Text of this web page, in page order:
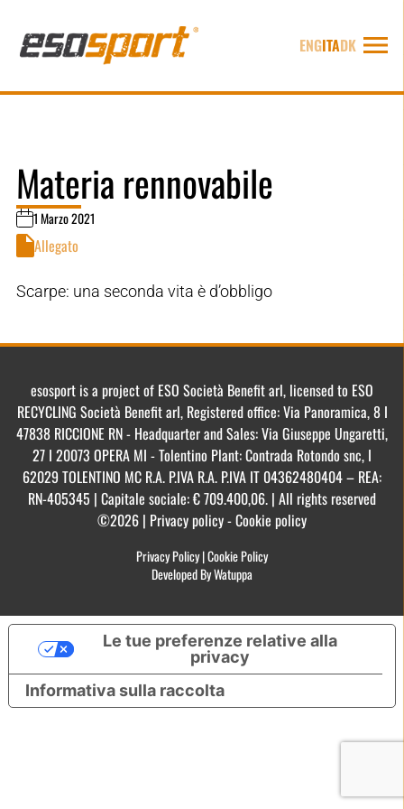
ENGITADK
Materia rennovabile
1 Marzo 2021
Allegato
Scarpe: una seconda vita è d’obbligo
esosport is a project of ESO Società Benefit arl, licensed to ESO
RECYCLING Società Benefit arl, Registered office: Via Panoramica, 8 I
47838 RICCIONE RN - Headquarter and Sales: Via Giuseppe Ungaretti,
27 I 20073 OPERA MI - Tolentino Plant: Contrada Rotondo snc, I
62029 TOLENTINO MC R.A. P.IVA R.A. P.IVA IT 04362480404 – REA:
RN-405345 | Capitale sociale: € 709.400,06. | All rights reserved
©2026 | Privacy policy - Cookie policy
Privacy Policy|Cookie Policy
Developed By Watuppa
Informativa sulla raccolta
Le tue preferenze relative alla
privacy